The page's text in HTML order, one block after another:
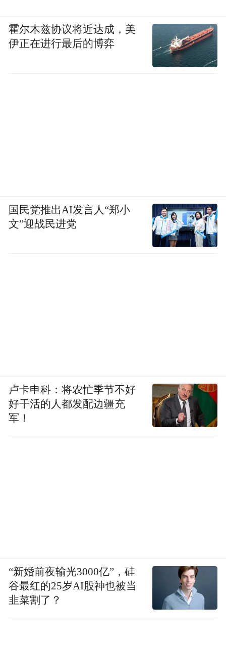
霍尔木兹协议将近达成，美
伊正在进行最后的博弈
国民党推出AI发言人“郑小
文”迎战民进党
卢卡申科：将农忙季节不好
好干活的人都发配边疆充
军！
“新婚前夜输光3000亿”，硅
谷最红的25岁AI股神也被当
韭菜割了？